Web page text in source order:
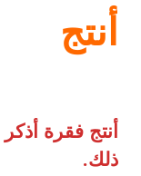
أنتج
أنتج فقرة
ذلك.